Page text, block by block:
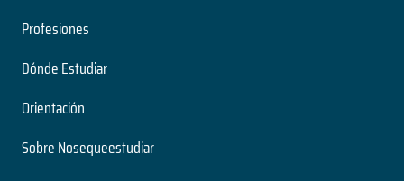
Profesiones
Dónde Estudiar
Orientación
Sobre Nosequeestudiar